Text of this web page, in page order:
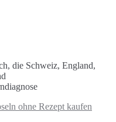
die Schweiz, England,
ohne Rezept kaufen